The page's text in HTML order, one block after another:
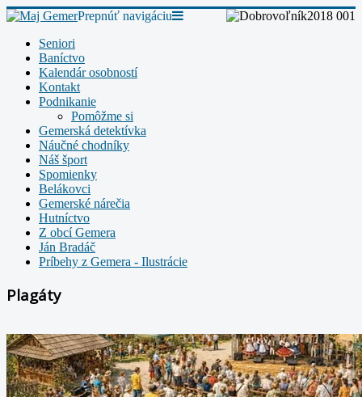
Prepnúť navigáciu
Seniori
Baníctvo
Kalendár osobností
Kontakt
Podnikanie
Pomôžme si
Gemerská detektívka
Náučné chodníky
Náš šport
Spomienky
Belákovci
Gemerské nárečia
Hutníctvo
Z obcí Gemera
Ján Bradáč
Príbehy z Gemera - Ilustrácie
Plagáty